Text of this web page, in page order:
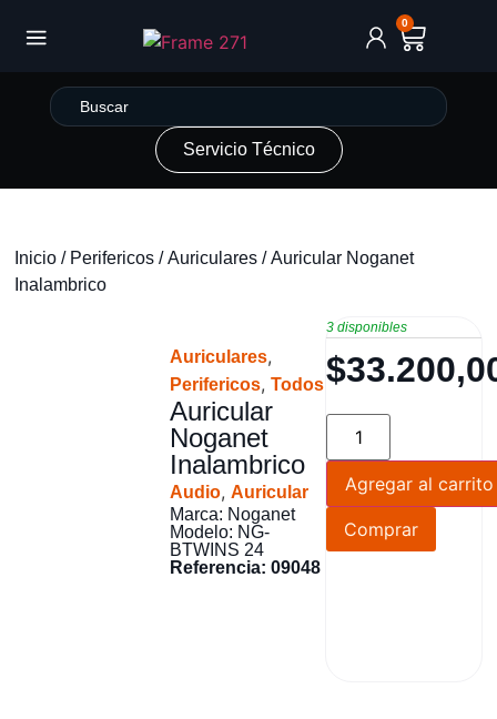
0
Servicio Técnico
Inicio / Perifericos /Auriculares / Auricular Noganet
Inalambrico
Auriculares,
Perifericos, Todos
Auricular
Noganet
Inalambrico
Audio, Auricular
Marca: Noganet
Modelo: NG-
BTWINS 24
Referencia: 09048
3 disponibles
$
Agregar al carrito
Comprar